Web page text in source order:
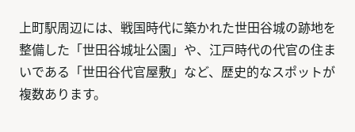
上町駅周辺には、戦国時代に築かれた世田谷城の跡地を
整備した「世田谷城址公園」や、江戸時代の代官の住ま
いである「世田谷代官屋敷」など、歴史的なスポットが
複数あります。